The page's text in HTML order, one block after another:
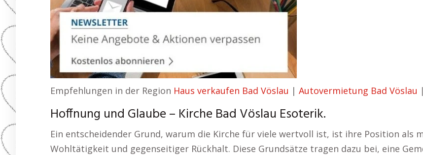
Empfehlungen in der Region Haus verkaufen Bad Vöslau | Autovermietung Bad Vöslau |
Hoffnung und Glaube – Kirche Bad Vöslau Esoterik.
Ein entscheidender Grund, warum die Kirche für viele wertvoll ist, ist ihre Position als
Wohltätigkeit und gegenseitiger Rückhalt. Diese Grundsätze tragen dazu bei, eine